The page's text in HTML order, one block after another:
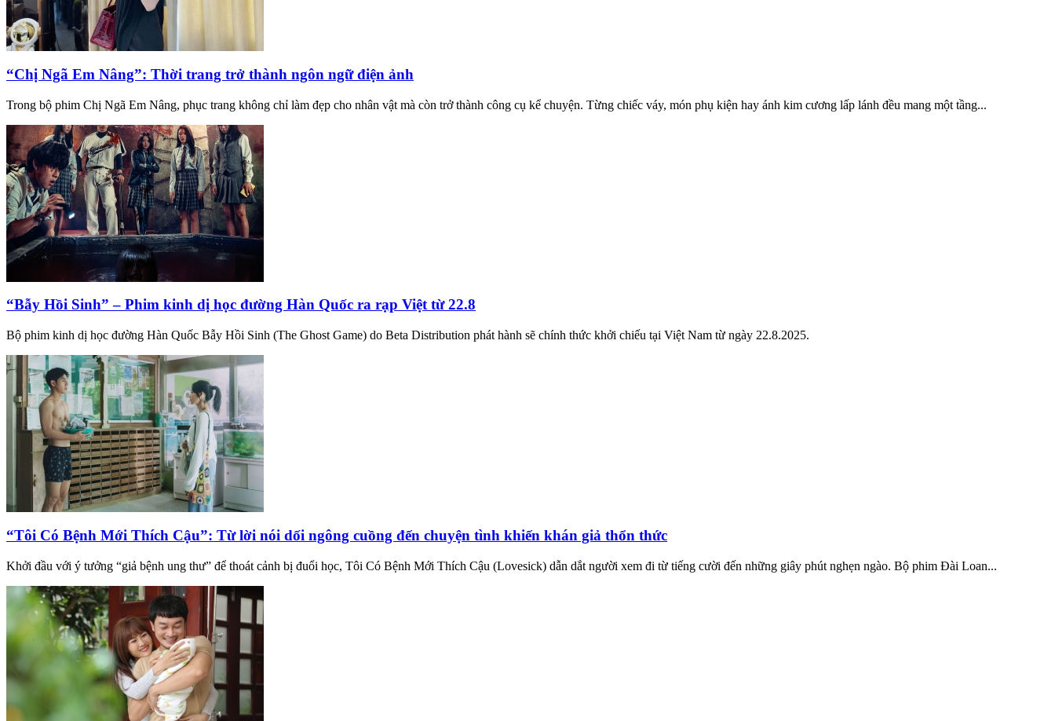
“Chị Ngã Em Nâng”: Thời trang trở thành ngôn ngữ điện ảnh
Trong bộ phim Chị Ngã Em Nâng, phục trang không chỉ làm đẹp cho nhân vật mà còn trở thành công cụ kể chuyện. Từng chiếc váy, món phụ kiện hay ánh kim cương lấp lánh đều mang một tầng...
“Bẫy Hồi Sinh” – Phim kinh dị học đường Hàn Quốc ra rạp Việt từ 22.8
Bộ phim kinh dị học đường Hàn Quốc Bẫy Hồi Sinh (The Ghost Game) do Beta Distribution phát hành sẽ chính thức khởi chiếu tại Việt Nam từ ngày 22.8.2025.
“Tôi Có Bệnh Mới Thích Cậu”: Từ lời nói dối ngông cuồng đến chuyện tình khiến khán giả thổn thức
Khởi đầu với ý tưởng “giả bệnh ung thư” để thoát cảnh bị đuổi học, Tôi Có Bệnh Mới Thích Cậu (Lovesick) dẫn dắt người xem đi từ tiếng cười đến những giây phút nghẹn ngào. Bộ phim Đài Loan...